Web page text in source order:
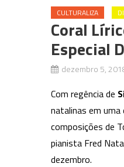
CULTURALIZA
Coral
Especial
dezembro 5,
Com regência de
natalinas em
composições de
pianista Fred
dezembro.